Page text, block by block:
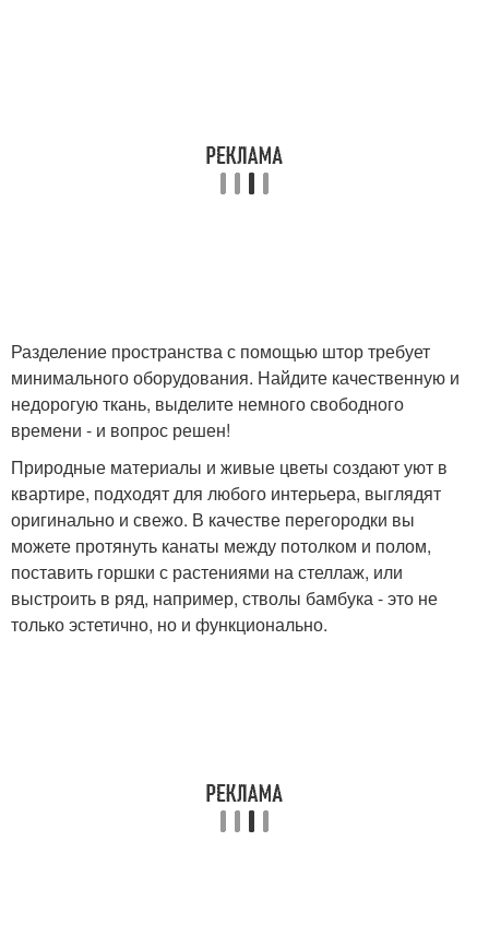
Разделение пространства с помощью штор требует
минимального оборудования. Найдите качественную и
недорогую ткань, выделите немного свободного
времени - и вопрос решен!
Природные материалы и живые цветы создают уют в
квартире, подходят для любого интерьера, выглядят
оригинально и свежо. В качестве перегородки вы
можете протянуть канаты между потолком и полом,
поставить горшки с растениями на стеллаж, или
выстроить в ряд, например, стволы бамбука - это не
только эстетично, но и функционально.